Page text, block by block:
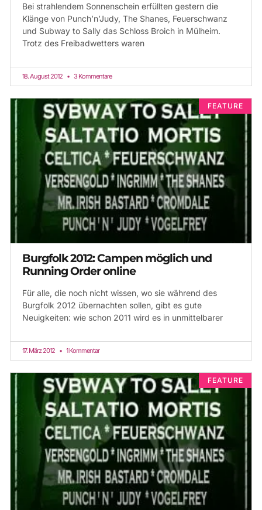
Bei strahlendem Sonnenschein erfüllten gestern die
Klänge von Punch’n’Judy, The Shanes, Feuerschwanz
und Subway to Sally das Schloss Broich in Mülheim.
Trotz des Freibadwetters waren
18. August 2012 3 Kommentare
FEATURE
Burgfolk 2012: Campen möglich und
Running Order online
Für alle, die noch nicht wissen, wo sie während des
Burgfolk 2012 übernachten sollen, gibt es gute
Neuigkeiten: wie schon 2011 wird es in unmittelbarer
17. März 2012 1 Kommentar
FEATURE